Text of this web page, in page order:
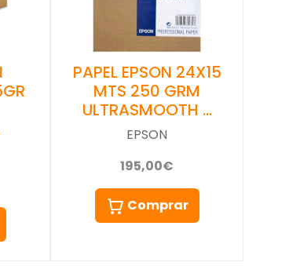
PAPEL EPSON 24X15
MTS 250 GRM
ULTRASMOOTH …
EPSON
195,00€
Comprar